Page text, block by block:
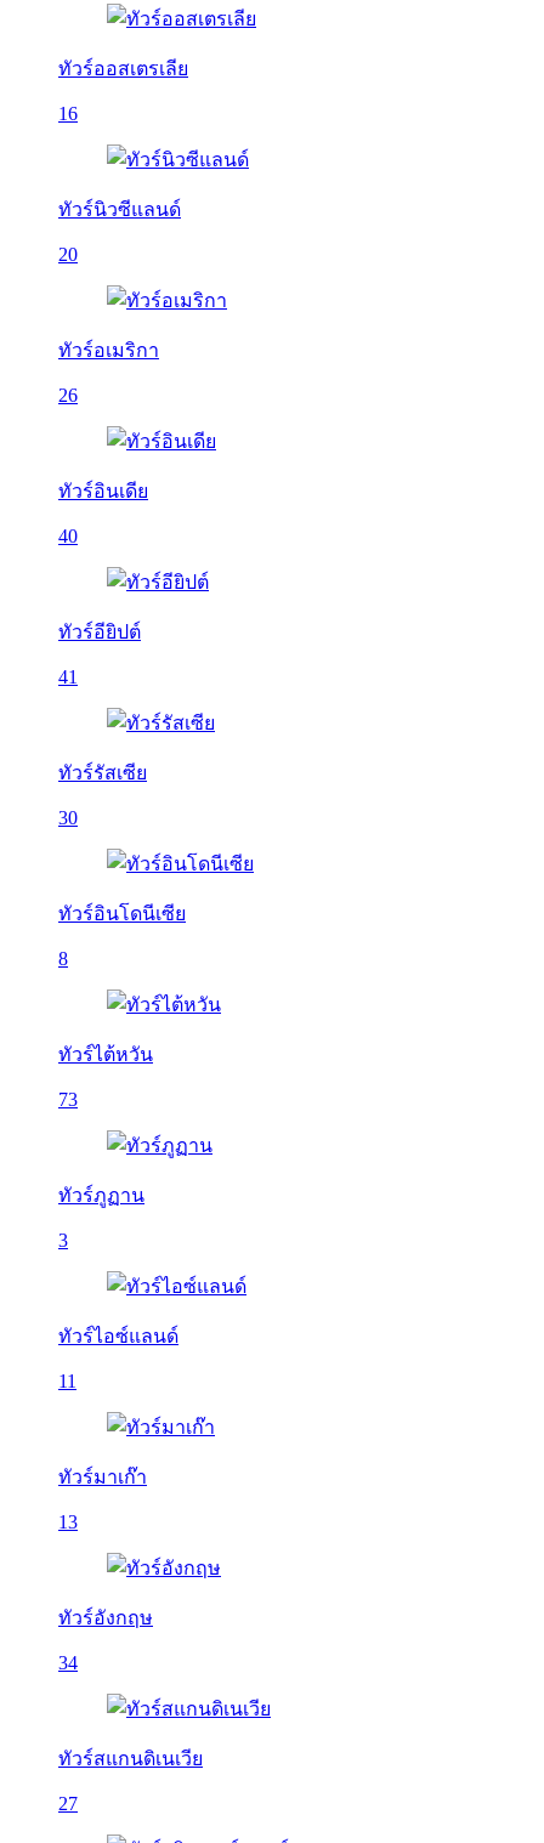
ทัวร์ออสเตรเลีย
16
ทัวร์นิวซีแลนด์
20
ทัวร์อเมริกา
26
ทัวร์อินเดีย
40
ทัวร์อียิปต์
41
ทัวร์รัสเซีย
30
ทัวร์อินโดนีเซีย
8
ทัวร์ไต้หวัน
73
ทัวร์ภูฏาน
3
ทัวร์ไอซ์แลนด์
11
ทัวร์มาเก๊า
13
ทัวร์อังกฤษ
34
ทัวร์สแกนดิเนเวีย
27